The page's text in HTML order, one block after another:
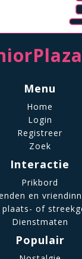
Menu
Home
Login
Registreer
Zoek
Interactie
Prikbord
en
of
Dienstmaten
Populair